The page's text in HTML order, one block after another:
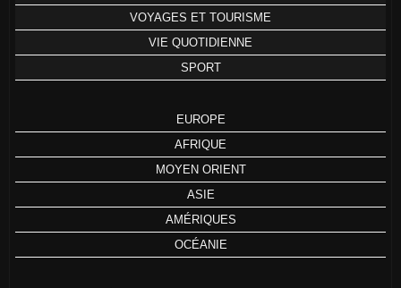
VOYAGES ET TOURISME
VIE QUOTIDIENNE
SPORT
EUROPE
AFRIQUE
MOYEN ORIENT
ASIE
AMÉRIQUES
OCÉANIE